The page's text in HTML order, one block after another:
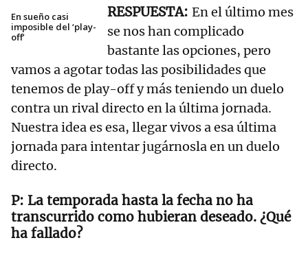
En sueño casi
imposible del ‘play-
off’
En el último mes
se nos han complicado
bastante las opciones, pero
vamos a agotar todas las posibilidades que
tenemos de play-off y más teniendo un duelo
contra un rival directo en la última jornada.
Nuestra idea es esa, llegar vivos a esa última
jornada para intentar jugárnosla en un duelo
directo.
La temporada hasta la fecha no ha
transcurrido como hubieran deseado. ¿Qué
ha fallado?